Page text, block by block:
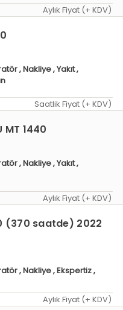
Aylık Fiyat (+ KDV)
, Nakliye, Yakıt,
Saatlik Fiyat (+ KDV)
MT 1440
, Nakliye, Yakıt,
Aylık Fiyat (+ KDV)
(370 saatde) 2022
, Nakliye, Ekspertiz,
Aylık Fiyat (+ KDV)